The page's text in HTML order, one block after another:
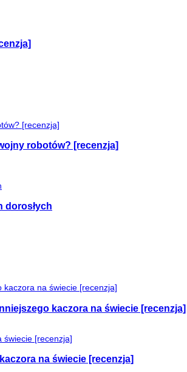
robotów? [recenzja]
dorosłych
kaczora na świecie [recenzja]
na świecie [recenzja]